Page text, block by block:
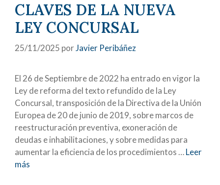
CLAVES DE LA NUEVA
LEY CONCURSAL
25/11/2025 porJavier Peribáñez
El 26 de Septiembre de 2022 ha entrado en vigor la
Ley de reforma del texto refundido de la Ley
Concursal, transposición de la Directiva de la Unión
Europea de 20 de junio de 2019, sobre marcos de
reestructuración preventiva, exoneración de
deudas e inhabilitaciones, y sobre medidas para
aumentar la eficiencia de los procedimientos …Leer
más